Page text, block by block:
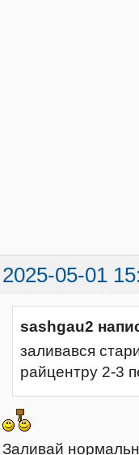
2025-05-01
sashgau2
заливався
райцентру 2-3
Заливай